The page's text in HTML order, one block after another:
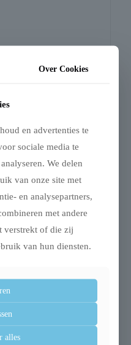
Tormentil (potentilla
bewaren.
capsules
capsules
6 capsules
Uitverkocht
Over Cookies
en advertenties te
sociale media te
We delen
van onze site met
en analysepartners,
met andere
verstrekt of die zij
van hun diensten.
alles